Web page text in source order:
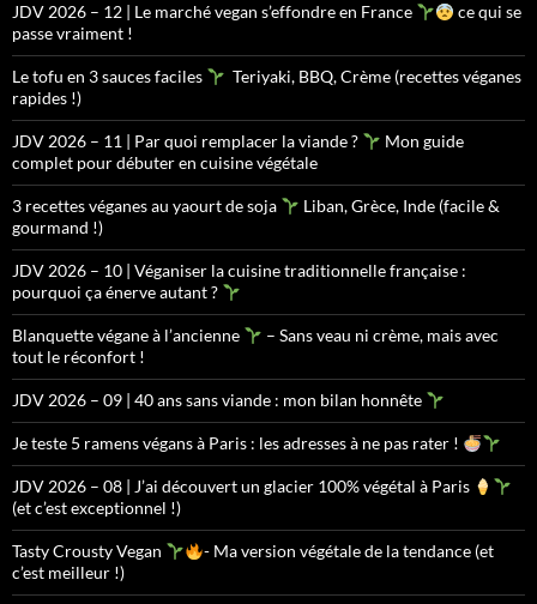
JDV 2026 – 12 | Le marché vegan s’effondre en France
ce qui se
passe vraiment !
Le tofu en 3 sauces faciles
Teriyaki, BBQ, Crème (recettes véganes
rapides !)
JDV 2026 – 11 | Par quoi remplacer la viande ?
Mon guide
complet pour débuter en cuisine végétale
3 recettes véganes au yaourt de soja
Liban, Grèce, Inde (facile &
gourmand !)
JDV 2026 – 10 | Véganiser la cuisine traditionnelle française :
pourquoi ça énerve autant ?
Blanquette végane à l’ancienne
– Sans veau ni crème, mais avec
tout le réconfort !
JDV 2026 – 09 | 40 ans sans viande : mon bilan honnête
Je teste 5 ramens végans à Paris : les adresses à ne pas rater !
JDV 2026 – 08 | J’ai découvert un glacier 100% végétal à Paris
(et c’est exceptionnel !)
Tasty Crousty Vegan
- Ma version végétale de la tendance (et
c’est meilleur !)